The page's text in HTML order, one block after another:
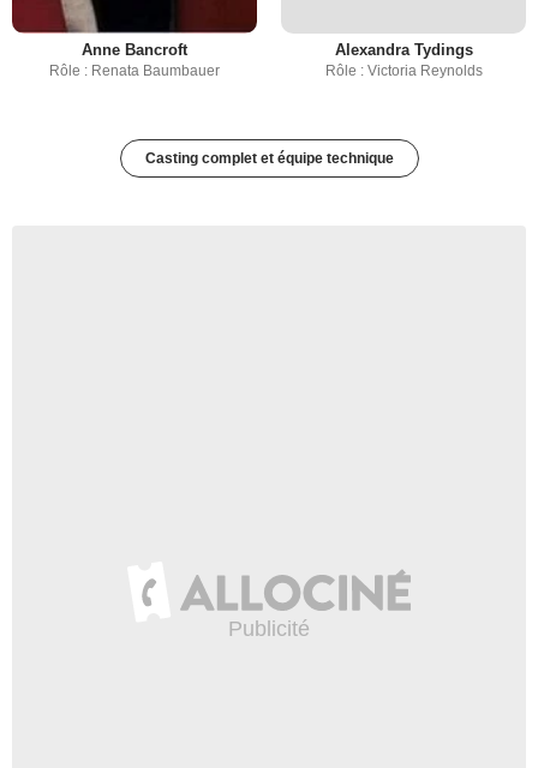
Anne Bancroft
Rôle : Renata Baumbauer
Alexandra Tydings
Rôle : Victoria Reynolds
Casting complet et équipe technique